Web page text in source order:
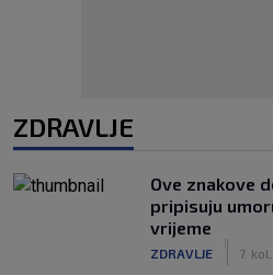
ZDRAVLJE
Ove znakove
pripisuju
vrijeme
ZDRAVLJE 7. kol.